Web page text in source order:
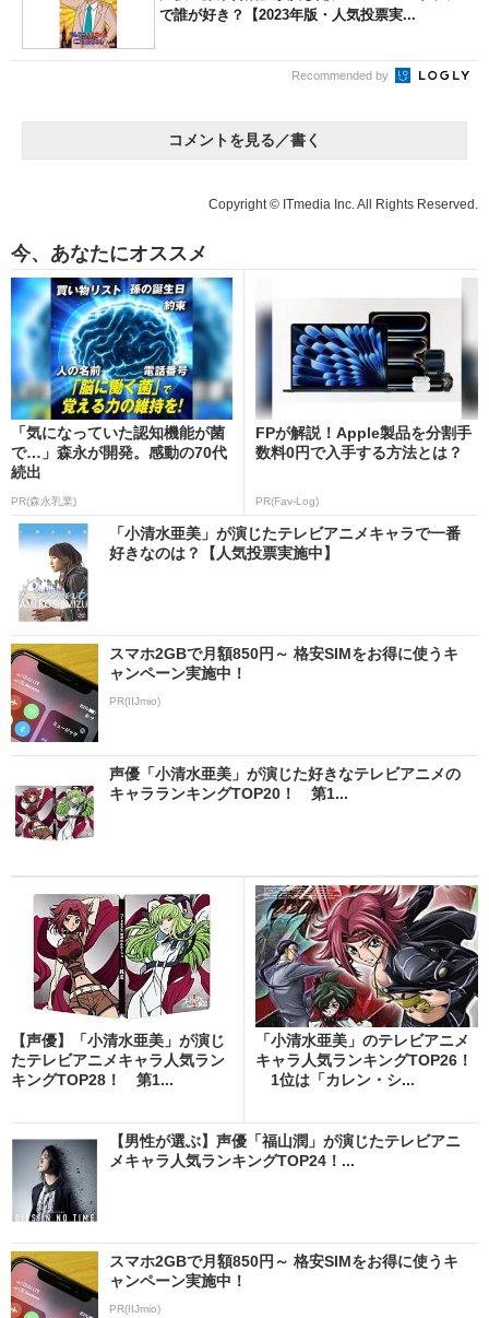
で誰が好き？【2023年版・人気投票実...
Recommended by
コメントを見る／書く
Copyright © ITmedia Inc. All Rights Reserved.
今、あなたにオススメ
「気になっていた認知機能が菌
で…」森永が開発。感動の70代
続出
PR(森永乳業)
FPが解説！Apple製品を分割手
数料0円で入手する方法とは？
PR(Fav-Log)
「小清水亜美」が演じたテレビアニメキャラで一番
好きなのは？【人気投票実施中】
スマホ2GBで月額850円～ 格安SIMをお得に使うキ
ャンペーン実施中！
PR(IIJmio)
声優「小清水亜美」が演じた好きなテレビアニメの
キャラランキングTOP20！ 第1...
【声優】「小清水亜美」が演じ
たテレビアニメキャラ人気ラン
キングTOP28！ 第1...
「小清水亜美」のテレビアニメ
キャラ人気ランキングTOP26！
1位は「カレン・シ...
【男性が選ぶ】声優「福山潤」が演じたテレビアニ
メキャラ人気ランキングTOP24！...
スマホ2GBで月額850円～ 格安SIMをお得に使うキ
ャンペーン実施中！
PR(IIJmio)